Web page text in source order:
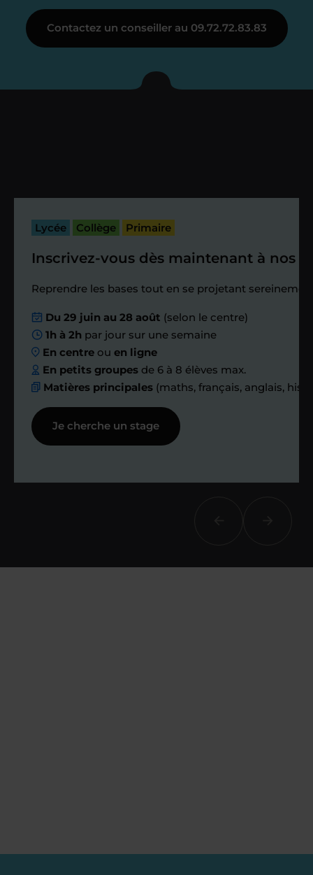
Je vous présente votre
enseignant sous 72
passé.
Étape 4
Nous planifions
ensemble des
échanges réguliers
Afin de suivre le travail et les progrès
réalisés, votre enseignant et moi-
même vous proposons des points et
Contactez un conseiller au 09.72.72.83.83
Lycée Collège Primaire
Inscrivez-vous dès maintenant à nos
Reprendre les bases tout en se projetant
Du 29 juin au 28 août (selon le centre)
1h à 2h par jour sur une semaine
En centre ouen ligne
En petits groupes de 6 à 8 élèves max.
Matières principales (maths, français, anglais,
Je cherche un stage